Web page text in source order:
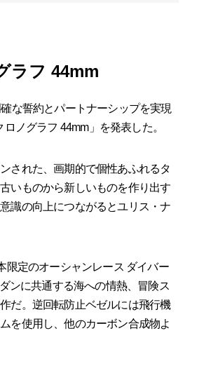
ラフ 44mm
な誓約とパートナーシップを実現
ノグラフ 44mm」を発表した。
された、画期的で個性あふれるタ
いものから新しいものを作り出す
識の向上につながるとユリス・ナ
定のオーシャンレース ダイバー
ンに共通する海への情熱、冒険ス
だ。逆回転防止ベゼルには飛行機
を使用し、他のカーボン合成物よ